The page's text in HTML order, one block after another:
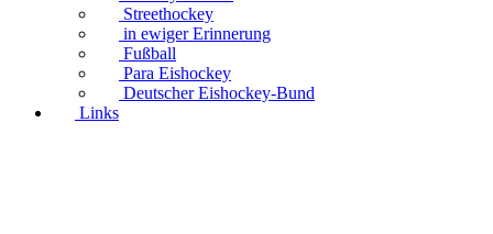
Streethockey
in ewiger Erinnerung
Fußball
Para Eishockey
Deutscher Eishockey-Bund
Links